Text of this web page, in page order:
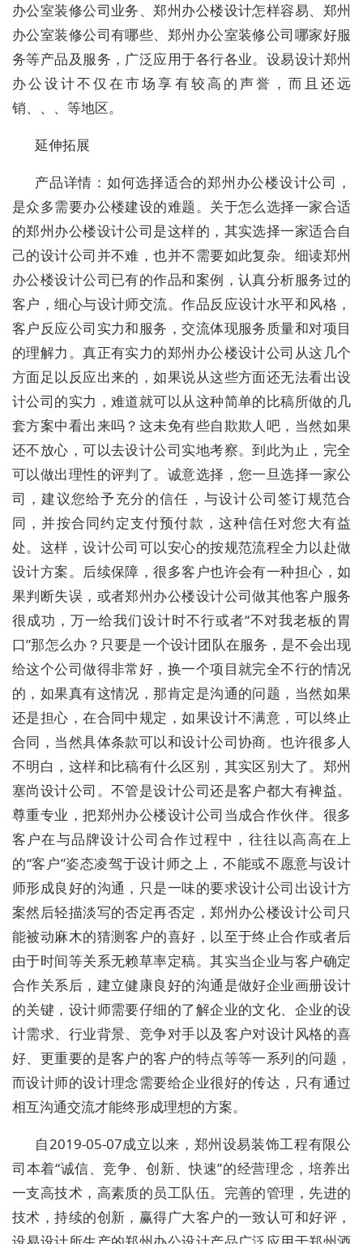
办公室装修公司业务、郑州办公楼设计怎样容易、郑州
办公室装修公司有哪些、郑州办公室装修公司哪家好服
务等产品及服务，广泛应用于各行各业。设易设计郑州
办公设计不仅在市场享有较高的声誉，而且还远
销、、、等地区。
延伸拓展
产品详情：如何选择适合的郑州办公楼设计公司，
是众多需要办公楼建设的难题。关于怎么选择一家合适
的郑州办公楼设计公司是这样的，其实选择一家适合自
己的设计公司并不难，也并不需要如此复杂。细读郑州
办公楼设计公司已有的作品和案例，认真分析服务过的
客户，细心与设计师交流。作品反应设计水平和风格，
客户反应公司实力和服务，交流体现服务质量和对项目
的理解力。真正有实力的郑州办公楼设计公司从这几个
方面足以反应出来的，如果说从这些方面还无法看出设
计公司的实力，难道就可以从这种简单的比稿所做的几
套方案中看出来吗？这未免有些自欺欺人吧，当然如果
还不放心，可以去设计公司实地考察。到此为止，完全
可以做出理性的评判了。诚意选择，您一旦选择一家公
司，建议您给予充分的信任，与设计公司签订规范合
同，并按合同约定支付预付款，这种信任对您大有益
处。这样，设计公司可以安心的按规范流程全力以赴做
设计方案。后续保障，很多客户也许会有一种担心，如
果判断失误，或者郑州办公楼设计公司做其他客户服务
很成功，万一给我们设计时不行或者“不对我老板的胃
口”那怎么办？只要是一个设计团队在服务，是不会出现
给这个公司做得非常好，换一个项目就完全不行的情况
的，如果真有这情况，那肯定是沟通的问题，当然如果
还是担心，在合同中规定，如果设计不满意，可以终止
合同，当然具体条款可以和设计公司协商。也许很多人
不明白，这样和比稿有什么区别，其实区别大了。郑州
塞尚设计公司。不管是设计公司还是客户都大有裨益。
尊重专业，把郑州办公楼设计公司当成合作伙伴。很多
客户在与品牌设计公司合作过程中，往往以高高在上
的“客户”姿态凌驾于设计师之上，不能或不愿意与设计
师形成良好的沟通，只是一味的要求设计公司出设计方
案然后轻描淡写的否定再否定，郑州办公楼设计公司只
能被动麻木的猜测客户的喜好，以至于终止合作或者后
由于时间等关系无赖草率定稿。其实当企业与客户确定
合作关系后，建立健康良好的沟通是做好企业画册设计
的关键，设计师需要仔细的了解企业的文化、企业的设
计需求、行业背景、竞争对手以及客户对设计风格的喜
好、更重要的是客户的客户的特点等等一系列的问题，
而设计师的设计理念需要给企业很好的传达，只有通过
相互沟通交流才能终形成理想的方案。
自2019-05-07成立以来，郑州设易装饰工程有限公
司本着“诚信、竞争、创新、快速”的经营理念，培养出
一支高技术，高素质的员工队伍。完善的管理，先进的
技术，持续的创新，赢得广大客户的一致认可和好评，